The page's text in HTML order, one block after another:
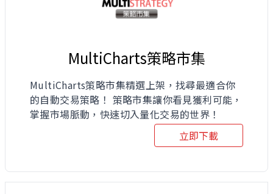
MultiCharts策略市集
MultiCharts策略市集精選上架，找尋最適合你
的自動交易策略！ 策略市集讓你看見獲利可能，
掌握市場脈動，快速切入量化交易的世界！
立即下載